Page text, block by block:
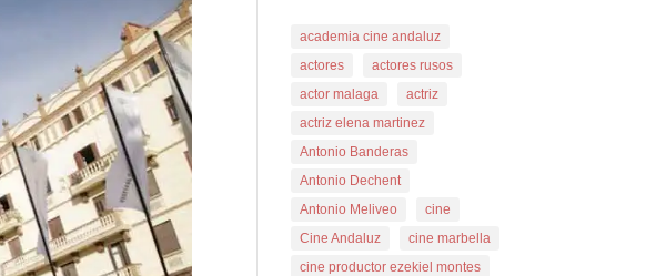
academia cine andaluz
actores
actores rusos
actor malaga
actriz
actriz elena martinez
Antonio Banderas
Antonio Dechent
Antonio Meliveo
cine
Cine Andaluz
cine marbella
cine productor ezekiel montes